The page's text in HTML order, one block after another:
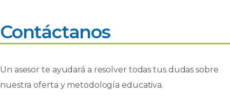
Contáctanos
Un asesor te ayudará a resolver todas tus dudas sobre
nuestra oferta y metodología educativa.